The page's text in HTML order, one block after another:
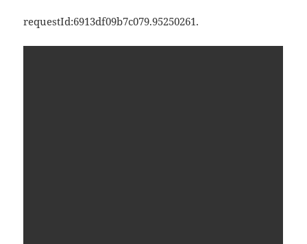
requestId:6913df09b7c079.95250261.